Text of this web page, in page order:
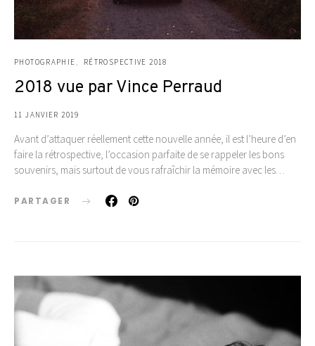
PHOTOGRAPHIE RÉTROSPECTIVE 2018
2018 vue par Vince Perraud
11 JANVIER 2019
Avant d’attaquer réellement cette nouvelle année, il est l’heure d’en
faire la rétrospective, l’occasion parfaite de se rappeler les bons
souvenirs, mais surtout de vous rafraîchir la mémoire avec les…
PARTAGER